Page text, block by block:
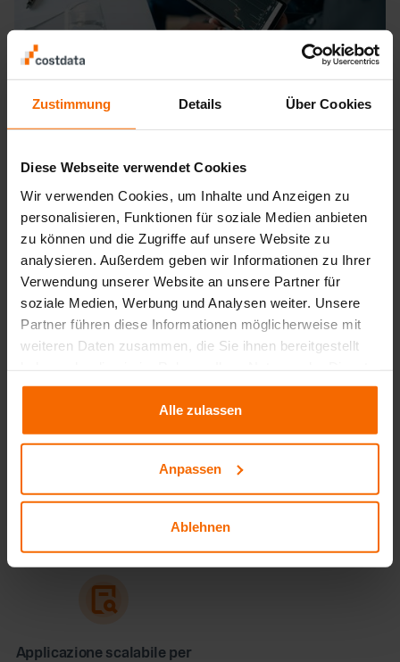
Zustimmung Details Über Cookies
Diese Webseite verwendet Cookies
Wir verwenden Cookies, um Inhalte und Anzeigen zu
personalisieren, Funktionen für soziale Medien anbieten
zu können und die Zugriffe auf unsere Website zu
analysieren. Außerdem geben wir Informationen zu Ihrer
Verwendung unserer Website an unsere Partner für
soziale Medien, Werbung und Analysen weiter. Unsere
Partner führen diese Informationen möglicherweise mit
weiteren Daten zusammen, die Sie ihnen bereitgestellt
gesammelt haben.
Alle zulassen
Anpassen
Ablehnen
I vantaggi in breve
Massima trasparenza sui
costiper tutte le
Decisioni sui prezzi
basate sui dati anziché
Maggiore sicurezza dei
Una posizione negoziale
Applicazione scalabile per